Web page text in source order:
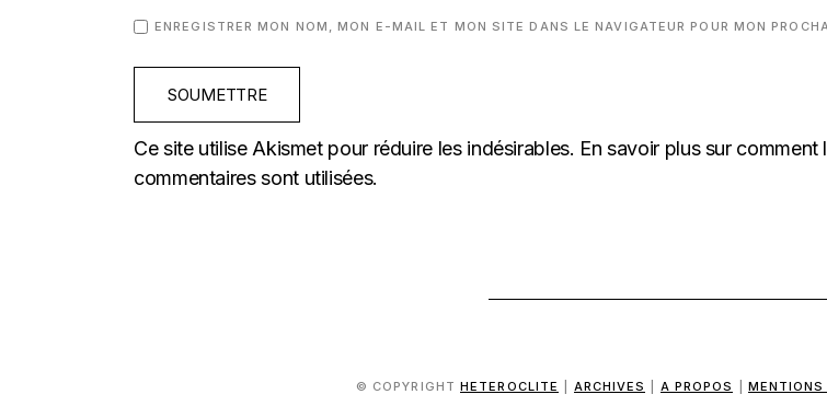
ENREGISTRER MON NOM, MON E-MAIL ET MON SITE DANS LE NAVIGATEUR POUR MON
SOUMETTRE
Ce site utilise Akismet pour réduire les indésirables. En savoir plus sur
commentaires sont utilisées.
© COPYRIGHTHETEROCLITE ARCHIVES A PROPOS MENTIONS